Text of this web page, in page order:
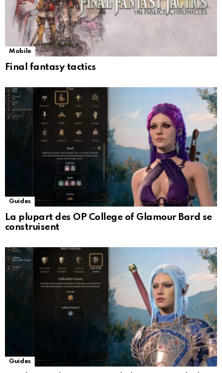
Mobile
Final fantasy tactics
Guides
La plupart des OP College of Glamour Bard se
construisent
Guides